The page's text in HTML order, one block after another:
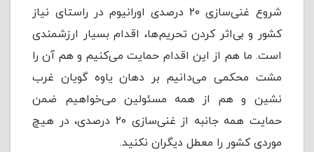
شروع غنی‌سازی ۲۰ درصدی اورانیوم در راستای نیاز
کشور و بی‌اثر کردن تحریم‌ها، اقدام بسیار ارزشمندی
است. ما هم از این اقدام حمایت می‌کنیم و هم آن را
مشت محکمی می‌دانیم بر دهان یاوه گویان غرب
نشین و هم از همه مسئولین می‌خواهیم ضمن
حمایت همه جانبه از غنی‌سازی ۲۰ درصدی، در هیچ
موردی کشور را معطل دیگران نکنید.